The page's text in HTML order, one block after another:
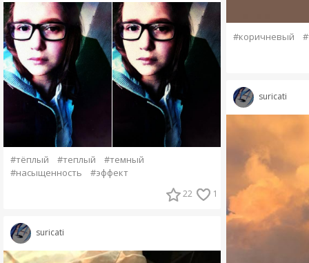
#тёплый #теплый
#темный
#насыщенность
#эффект
22 1
suricati
#коричневый
suricati